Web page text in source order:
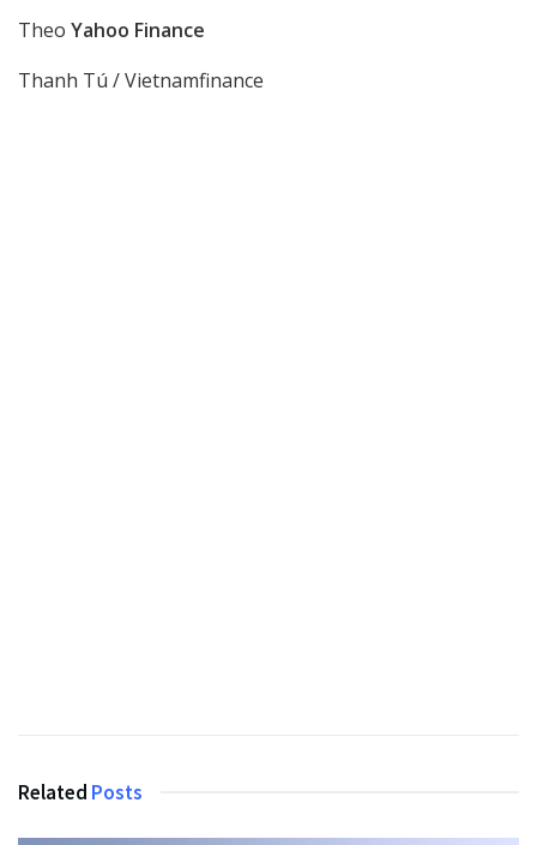
Theo Yahoo Finance
Thanh Tú / Vietnamfinance
Related Posts